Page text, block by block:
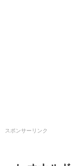
スポンサーリンク